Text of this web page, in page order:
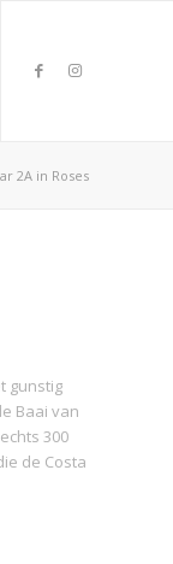
2A in Roses
gunstig
Baai van
300
de Costa